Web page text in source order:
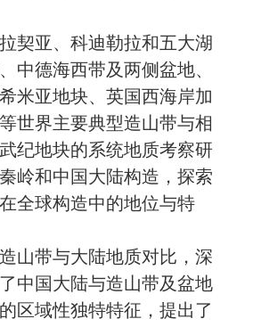
契亚、科迪勒拉和五大湖
中德海西带及两侧盆地、
米亚地块、英国西海岸加
世界主要典型造山带与相
纪地块的系统地质考察研
岭和中国大陆构造，探索
全球构造中的地位与特
山带与大陆地质对比，深
中国大陆与造山带及盆地
区域性独特特征，提出了